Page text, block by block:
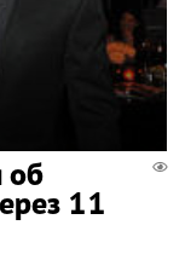
об
11